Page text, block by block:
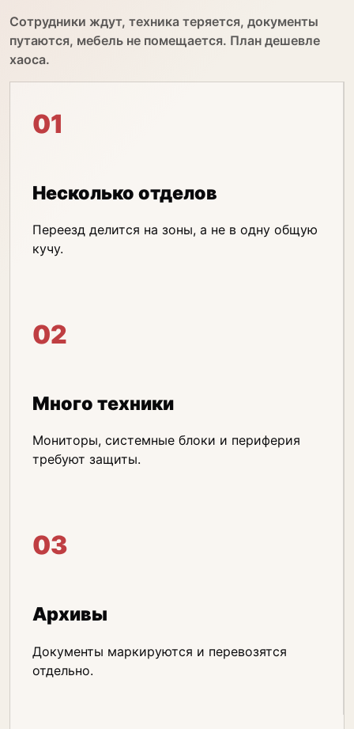
Сотрудники ждут, техника теряется, документы
путаются, мебель не помещается. План дешевле
хаоса.
01
Несколько отделов
Переезд делится на зоны, а не в одну общую
кучу.
02
Много техники
Мониторы, системные блоки и периферия
требуют защиты.
03
Архивы
Документы маркируются и перевозятся
отдельно.